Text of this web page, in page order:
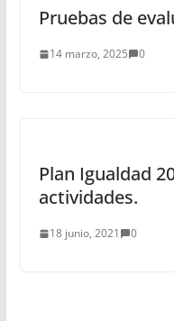
Pruebas de
14 marzo, 2025 0
Plan Igualdad
actividades.
18 junio, 2021 0